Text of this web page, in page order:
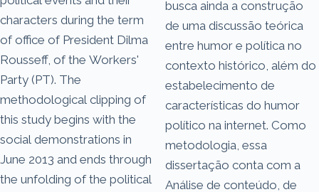
characters during the term
of office of President Dilma
Rousseff, of the Workers'
Party (PT). The
methodological clipping of
this study begins with the
social demonstrations in
June 2013 and ends through
the unfolding of the political
busca ainda a construção
de uma discussão teórica
entre humor e política no
contexto histórico, além do
estabelecimento de
características do humor
político na internet. Como
metodologia, essa
dissertação conta com a
Análise de conteúdo, de